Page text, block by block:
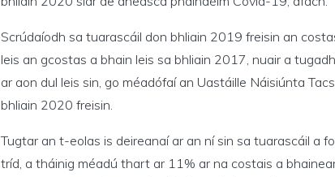
Scrúdaíodh sa tuarascáil don bhliain 2019 freisin an
leis an gcostas a bhain leis sa bhliain 2017, nuair a
ar aon dul leis sin, go méadófaí an Uastáille Náisiúnta
bhliain 2020 freisin.
Tugtar an t-eolas is deireanaí ar an ní sin sa tuarascáil a
tríd, a tháinig méadú thart ar 11% ar na costais a